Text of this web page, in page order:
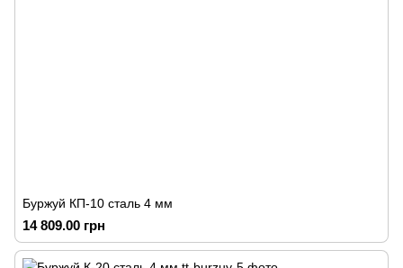
Буржуй КП-10 сталь 4 мм
14 809.00 грн